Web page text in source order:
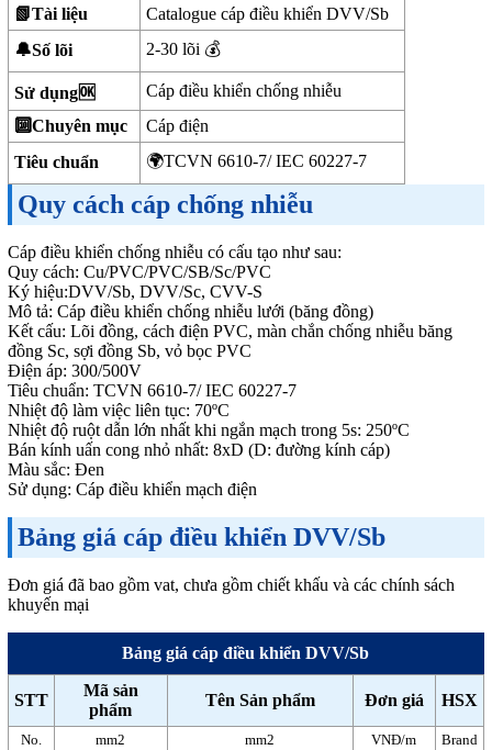
📗Tài liệu
Catalogue cáp điều khiển DVV/Sb
🔔Số lõi
2-30 lõi 💰
Sử dụng🆗
Cáp điều khiển chống nhiễu
🔟Chuyên mục
Cáp điện
Tiêu chuẩn
🌍TCVN 6610-7/ IEC 60227-7
Quy cách cáp chống nhiễu
Cáp điều khiển chống nhiễu có cấu tạo như sau:
Quy cách: Cu/PVC/PVC/SB/Sc/PVC
Ký hiệu:DVV/Sb, DVV/Sc, CVV-S
Mô tả: Cáp điều khiển chống nhiễu lưới (băng đồng)
Kết cấu: Lõi đồng, cách điện PVC, màn chắn chống nhiễu băng
đồng Sc, sợi đồng Sb, vỏ bọc PVC
Điện áp: 300/500V
Tiêu chuẩn: TCVN 6610-7/ IEC 60227-7
Nhiệt độ làm việc liên tục: 70ºC
Nhiệt độ ruột dẫn lớn nhất khi ngắn mạch trong 5s: 250ºC
Bán kính uấn cong nhỏ nhất: 8xD (D: đường kính cáp)
Màu sắc: Đen
Sử dụng: Cáp điều khiển mạch điện
Bảng giá cáp điều khiển DVV/Sb
Đơn giá đã bao gồm vat, chưa gồm chiết khấu và các chính sách
khuyến mại
Bảng giá cáp điều khiển DVV/Sb
STT
Mã sản
phẩm
Tên Sản phẩm Đơn giá HSX
No. mm2 mm2 VNĐ/m Brand